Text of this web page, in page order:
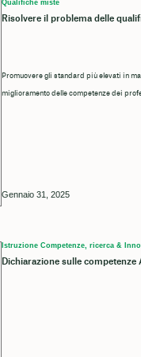
Qualifiche miste
Risolvere il problema delle
Promuovere gli standard più elevati in
miglioramento delle competenze dei
Gennaio 31, 2025
Istruzione Competenze, ricerca &
Dichiarazione sulle competenze